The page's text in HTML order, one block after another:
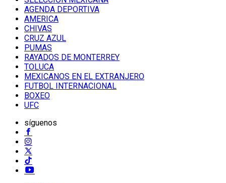
AGENDA DEPORTIVA
AMERICA
CHIVAS
CRUZ AZUL
PUMAS
RAYADOS DE MONTERREY
TOLUCA
MEXICANOS EN EL EXTRANJERO
FUTBOL INTERNACIONAL
BOXEO
UFC
síguenos